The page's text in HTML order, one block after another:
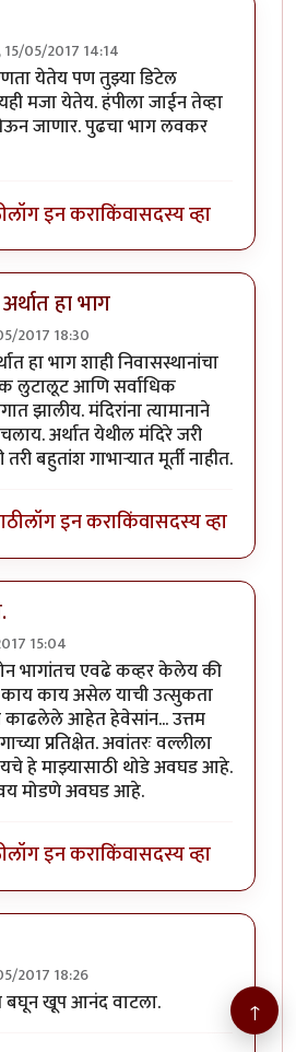
15/05/2017 14:14
येतेय पण तुझ्या डिटेल
मजा येतेय. हंपीला जाईन तेव्हा
जाणार. पुढचा भाग लवकर
लॉग इन कराकिंवासदस्य व्हा
हा भाग
2017 18:30
byस्वच्छंदी_मनोज
हा भाग शाही निवासस्थानांचा
लुटालूट आणि सर्वाधिक
झालीय. मंदिरांना त्यामानाने
अर्थात येथील मंदिरे जरी
बहुतांश गाभाऱ्यात मूर्ती नाहीत.
लॉग इन कराकिंवासदस्य व्हा
15:04
भागांतच एवढे कव्हर केलेय की
काय असेल याची उत्सुकता
आहेत हेवेसांन... उत्तम
प्रतिक्षेत. अवांतरः वल्लीला
हे माझ्यासाठी थोडे अवघड आहे.
मोडणे अवघड आहे.
लॉग इन कराकिंवासदस्य व्हा
2017 18:26
भाग मस्तच.byसागर
बघून खूप आनंद वाटला. ↑